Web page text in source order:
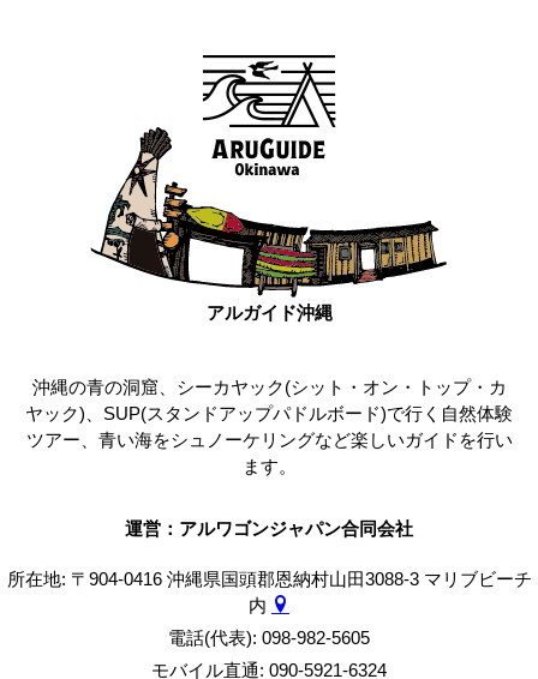
アルガイド沖縄
沖縄の青の洞窟、シーカヤック(シット・オン・トップ・カ
ヤック)、SUP(スタンドアップパドルボード)で行く自然体験
ツアー、青い海をシュノーケリングなど楽しいガイドを行い
ます。
運営：アルワゴンジャパン合同会社
所在地: 〒904-0416 沖縄県国頭郡恩納村山田3088-3 マリブビーチ
内
電話(代表): 098-982-5605
モバイル直通: 090-5921-6324